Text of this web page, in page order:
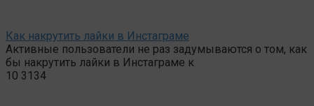
Как накрутить лайки в Инстаграме
Активные пользователи не раз задумываются о том, как
бы накрутить лайки в Инстаграме к
10 3134